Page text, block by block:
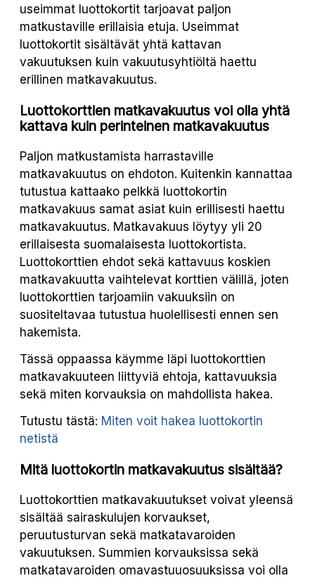
useimmat luottokortit tarjoavat paljon
matkustaville erillaisia etuja. Useimmat
luottokortit sisältävät yhtä kattavan
vakuutuksen kuin vakuutusyhtiöltä haettu
erillinen matkavakuutus.
Luottokorttien matkavakuutus voi olla yhtä
kattava kuin perinteinen matkavakuutus
Paljon matkustamista harrastaville
matkavakuutus on ehdoton. Kuitenkin kannattaa
tutustua kattaako pelkkä luottokortin
matkavakuus samat asiat kuin erillisesti haettu
matkavakuutus. Matkavakuus löytyy yli 20
erillaisesta suomalaisesta luottokortista.
Luottokorttien ehdot sekä kattavuus koskien
matkavakuutta vaihtelevat korttien välillä, joten
luottokorttien tarjoamiin vakuuksiin on
suositeltavaa tutustua huolellisesti ennen sen
hakemista.
Tässä oppaassa käymme läpi luottokorttien
matkavakuuteen liittyviä ehtoja, kattavuuksia
sekä miten korvauksia on mahdollista hakea.
Tutustu tästä: Miten voit hakea luottokortin
netistä
Mitä luottokortin matkavakuutus sisältää?
Luottokorttien matkavakuutukset voivat yleensä
sisältää sairaskulujen korvaukset,
peruutusturvan sekä matkatavaroiden
vakuutuksen. Summien korvauksissa sekä
matkatavaroiden omavastuuosuuksissa voi olla